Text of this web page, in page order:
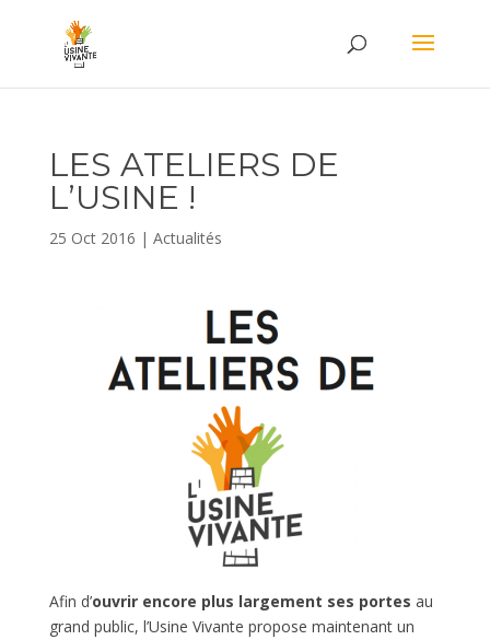
LES ATELIERS DE
L’USINE !
25 Oct 2016 | Actualités
Afin d’ouvrir encore plus largement ses portes au
grand public, l’Usine Vivante propose maintenant un